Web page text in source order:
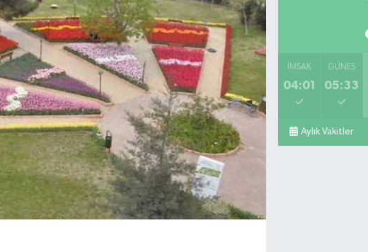
İMSAK
04:01
GÜNEŞ
05:33
Aylık Vakitler